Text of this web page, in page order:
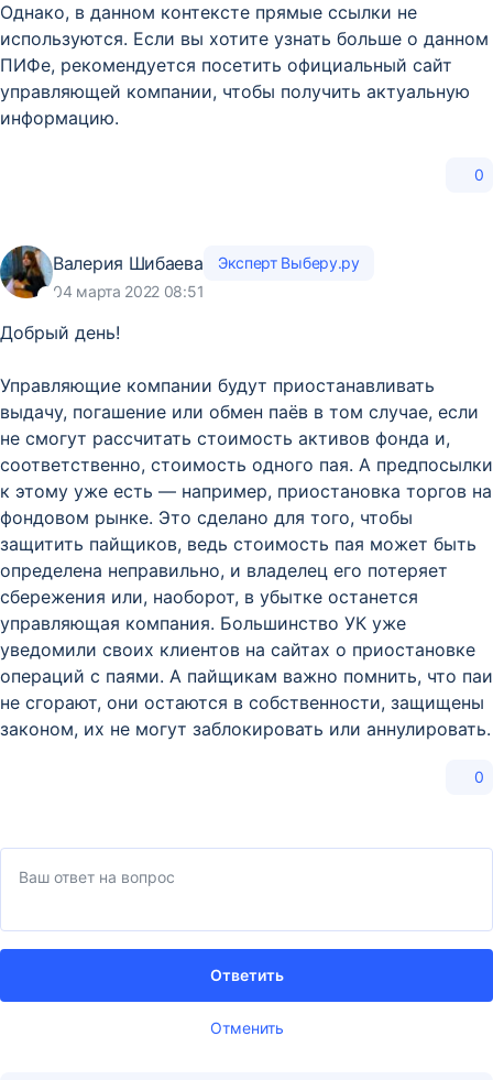
Однако, в данном контексте прямые ссылки не
используются. Если вы хотите узнать больше о данном
ПИФе, рекомендуется посетить официальный сайт
управляющей компании, чтобы получить актуальную
информацию.
0
Валерия Шибаева
Эксперт Выберу.ру
04 марта 2022 08:51
Добрый день!
Управляющие компании будут приостанавливать
выдачу, погашение или обмен паёв в том случае, если
не смогут рассчитать стоимость активов фонда и,
соответственно, стоимость одного пая. А предпосылки
к этому уже есть — например, приостановка торгов на
фондовом рынке. Это сделано для того, чтобы
защитить пайщиков, ведь стоимость пая может быть
определена неправильно, и владелец его потеряет
сбережения или, наоборот, в убытке останется
управляющая компания. Большинство УК уже
уведомили своих клиентов на сайтах о приостановке
операций с паями. А пайщикам важно помнить, что паи
не сгорают, они остаются в собственности, защищены
законом, их не могут заблокировать или аннулировать.
0
Отменить
Ответить